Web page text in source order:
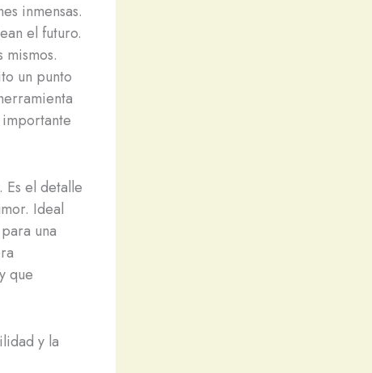
inmensas.
el futuro.
un punto
el detalle
Ideal
una
que
y la